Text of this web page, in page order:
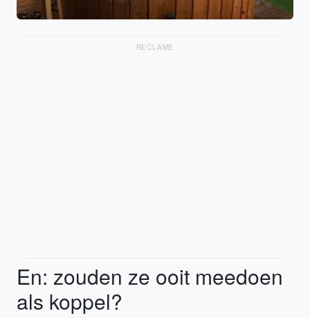
RECLAME
En: zouden ze ooit meedoen
als koppel?